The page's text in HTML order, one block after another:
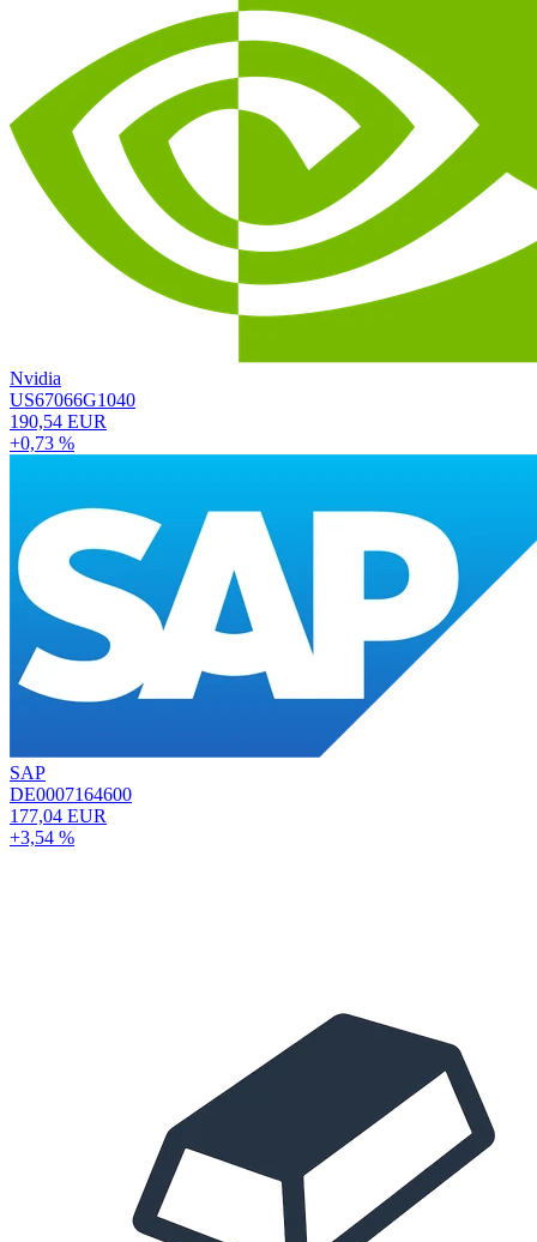
Nvidia
US67066G1040
190,54 EUR
+0,73 %
SAP
DE0007164600
177,04 EUR
+3,54 %